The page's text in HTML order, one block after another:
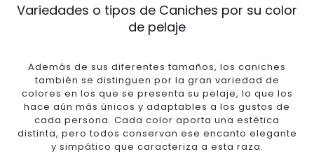
Variedades o tipos de Caniches por su color
de pelaje
Además de sus diferentes tamaños, los caniches
también se distinguen por la gran variedad de
colores en los que se presenta su pelaje, lo que los
hace aún más únicos y adaptables a los gustos de
cada persona. Cada color aporta una estética
distinta, pero todos conservan ese encanto elegante
y simpático que caracteriza a esta raza.